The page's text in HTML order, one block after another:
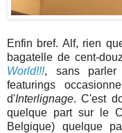
Enfin bref. Alf, rien
bagatelle de cent-
World!!!, sans
featurings
d'Interlignage. C'est
quelque part sur le
Belgique) quelque